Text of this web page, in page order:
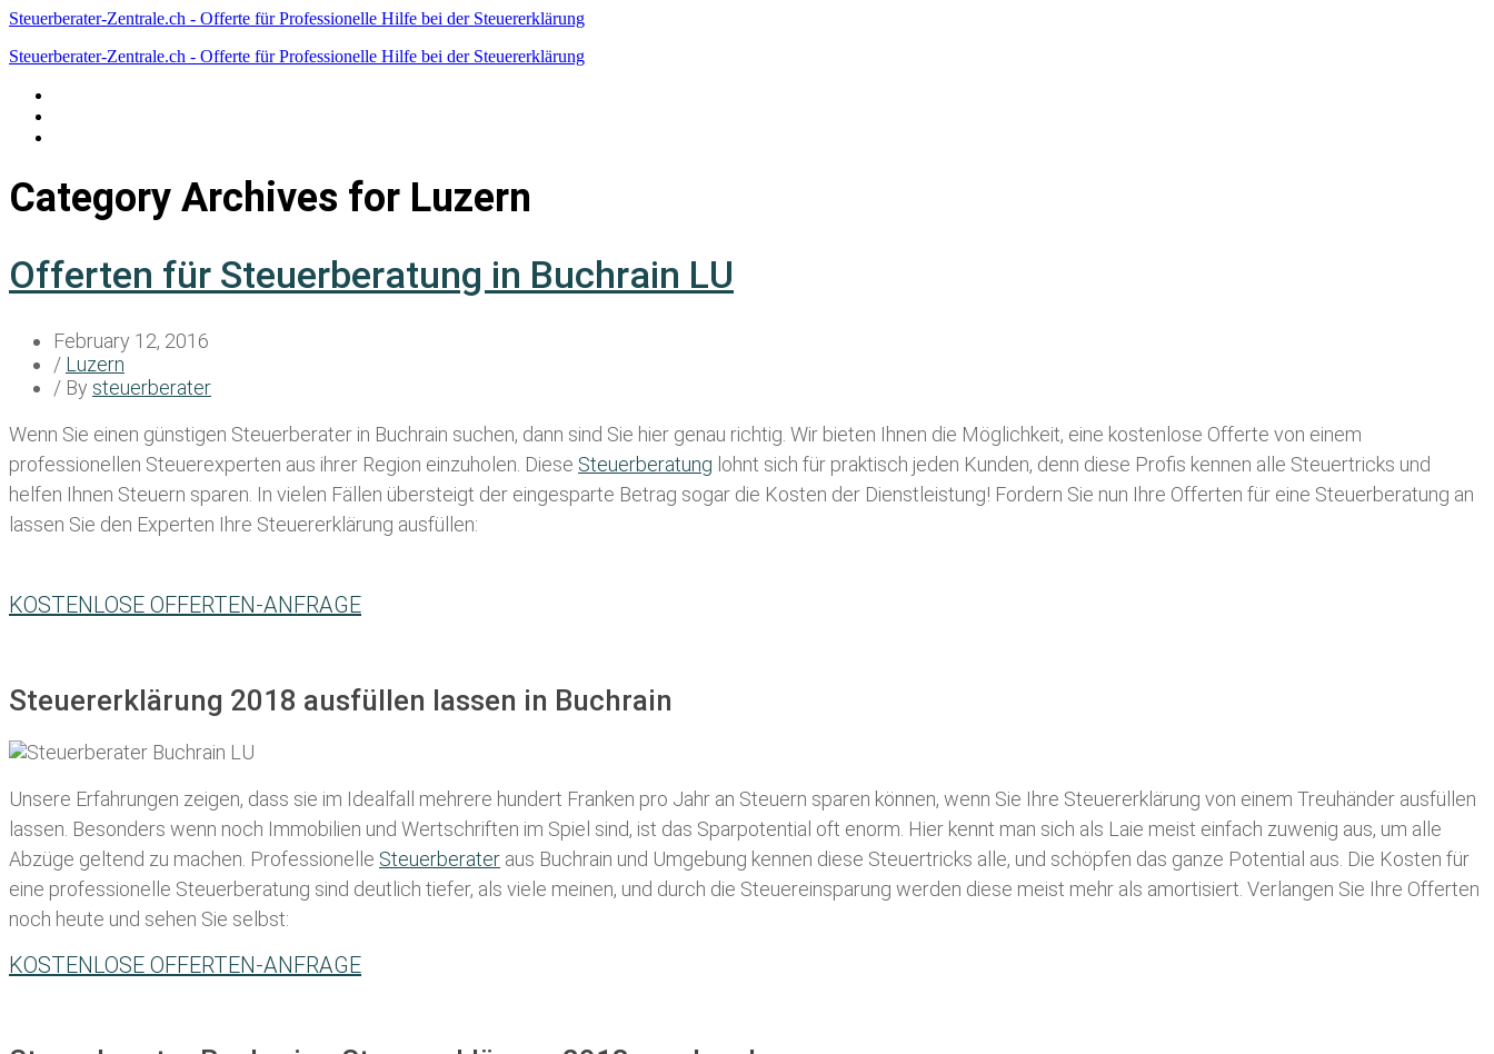
Steuerberater-Zentrale.ch - Offerte für Professionelle Hilfe bei der Steuererklärung
Steuerberater-Zentrale.ch - Offerte für Professionelle Hilfe bei der Steuererklärung
Category Archives for Luzern
Offerten für Steuerberatung in Buchrain LU
February 12, 2016
/ Luzern
/ By steuerberater
Wenn Sie einen günstigen Steuerberater in Buchrain suchen, dann sind Sie hier genau richtig. Wir bieten Ihnen die Möglichkeit, eine kostenlose Offerte von einem
professionellen Steuerexperten aus ihrer Region einzuholen. Diese Steuerberatung lohnt sich für praktisch jeden Kunden, denn diese Profis kennen alle Steuertricks und
helfen Ihnen Steuern sparen. In vielen Fällen übersteigt der eingesparte Betrag sogar die Kosten der Dienstleistung! Fordern Sie nun Ihre Offerten für eine Steuerberatung an
lassen Sie den Experten Ihre Steuererklärung ausfüllen:
KOSTENLOSE OFFERTEN-ANFRAGE
Steuererklärung 2018 ausfüllen lassen in Buchrain
Unsere Erfahrungen zeigen, dass sie im Idealfall mehrere hundert Franken pro Jahr an Steuern sparen können, wenn Sie Ihre Steuererklärung von einem Treuhänder ausfüllen
lassen . Besonders wenn noch Immobilien und Wertschriften im Spiel sind, ist das Sparpotential oft enorm. Hier kennt man sich als Laie meist einfach zuwenig aus, um alle
Abzüge geltend zu machen. Professionelle Steuerberater aus Buchrain und Umgebung kennen diese Steuertricks alle, und schöpfen das ganze Potential aus. Die Kosten für
eine professionelle Steuerberatung sind deutlich tiefer, als viele meinen, und durch die Steuereinsparung werden diese meist mehr als amortisiert. Verlangen Sie Ihre Offerten
noch heute und sehen Sie selbst:
KOSTENLOSE OFFERTEN-ANFRAGE